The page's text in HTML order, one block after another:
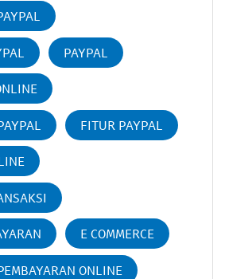
PAYPAL
FITUR PAYPAL
E COMMERCE
ONLINE